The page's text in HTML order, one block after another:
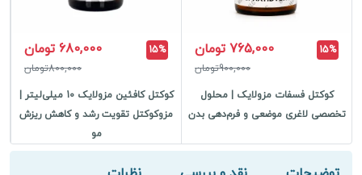
15% 765,000 تومان
900,000تومان
کوکتل فسفات مزولایک | محلول
تخصصی لاغری موضعی و فرم‌دهی بدن
15% 680,000 تومان
800,000تومان
کوکتل کافئین مزولایک 10 میلی‌لیتر |
مزوکوکتل تقویت رشد و کاهش ریزش
مو